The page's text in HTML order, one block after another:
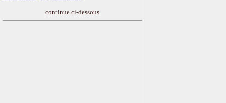
continue ci-dessous